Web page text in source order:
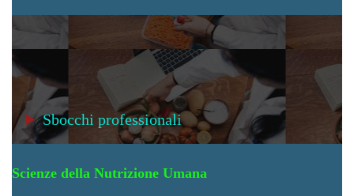
Sbocchi professionali
Scienze della Nutrizione Umana